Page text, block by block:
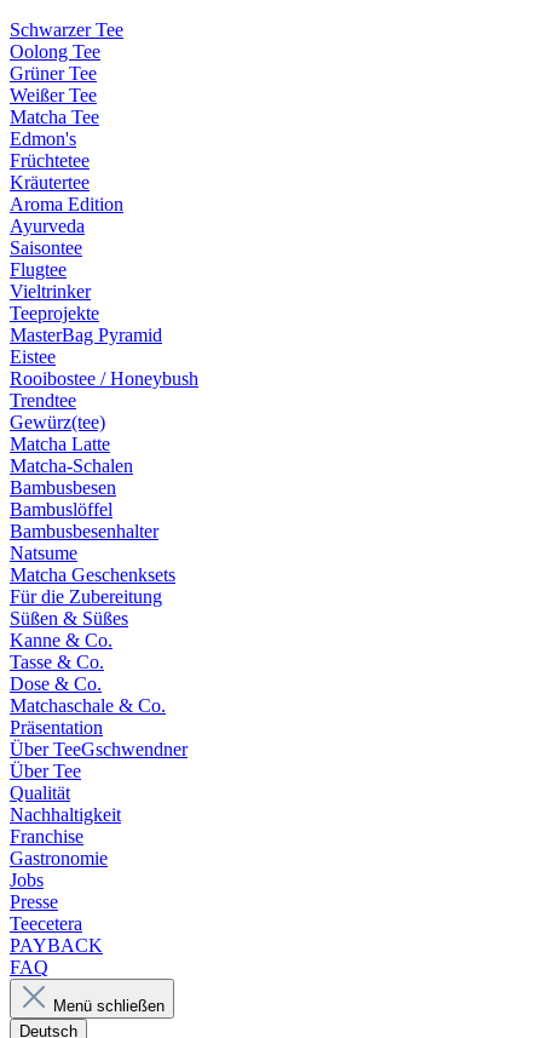
Schwarzer Tee
Oolong Tee
Grüner Tee
Weißer Tee
Matcha Tee
Edmon's
Früchtetee
Kräutertee
Aroma Edition
Ayurveda
Saisontee
Flugtee
Vieltrinker
Teeprojekte
MasterBag Pyramid
Eistee
Rooibostee / Honeybush
Trendtee
Gewürz(tee)
Matcha Latte
Matcha-Schalen
Bambusbesen
Bambuslöffel
Bambusbesenhalter
Natsume
Matcha Geschenksets
Für die Zubereitung
Süßen & Süßes
Kanne & Co.
Tasse & Co.
Dose & Co.
Matchaschale & Co.
Präsentation
Über TeeGschwendner
Über Tee
Qualität
Nachhaltigkeit
Franchise
Gastronomie
Jobs
Presse
Teecetera
PAYBACK
FAQ
Menü schließen
Deutsch